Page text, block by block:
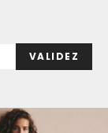
VALIDEZ